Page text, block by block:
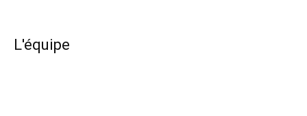
L'équipe